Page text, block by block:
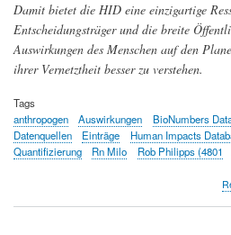
Damit bietet die HID eine einzigartige
Entscheidungsträger und die breite
Auswirkungen des Menschen auf den
ihrer Vernetztheit besser zu verstehen.
Tags
anthropogen
Auswirkungen BioNumbers
Datenquellen
Einträge Human Impacts
Quantifizierung
Rn Milo Rob Philipps (4801